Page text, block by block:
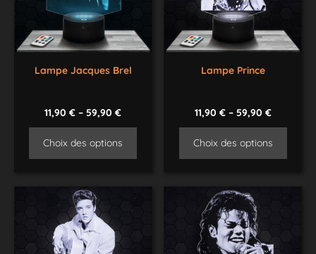
Lampe Jacques Brel
11,90€ –59,90€
Choix des options
Lampe Prince
11,90 €– 59,90 €
Choix des options